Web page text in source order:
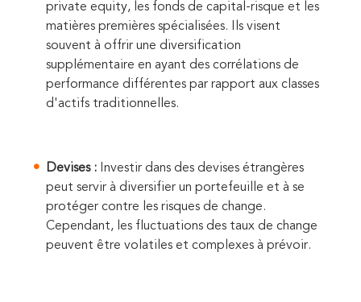
private equity, les fonds de capital-risque et les
matières premières spécialisées. Ils visent
souvent à offrir une diversification
supplémentaire en ayant des corrélations de
performance différentes par rapport aux classes
d'actifs traditionnelles.
Devises : Investir dans des devises étrangères
peut servir à diversifier un portefeuille et à se
protéger contre les risques de change.
Cependant, les fluctuations des taux de change
peuvent être volatiles et complexes à prévoir.